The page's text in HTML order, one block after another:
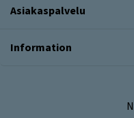
Asiakaspalvelu
Information